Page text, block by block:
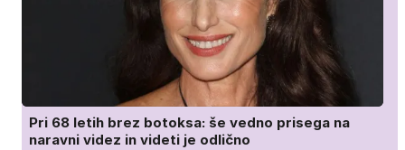
Pri 68 letih brez botoksa: še vedno prisega na
naravni videz in videti je odlično